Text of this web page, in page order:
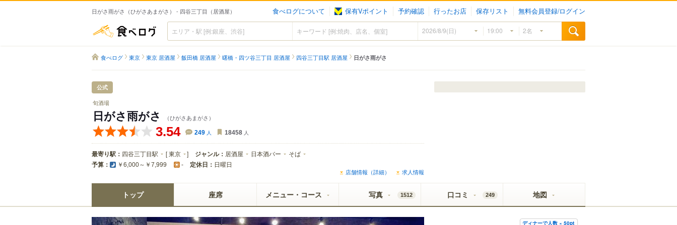
日がさ雨がさ（ひがさあまがさ） - 四谷三丁目（居酒屋） 食べログについて 保有Vポイント 予約確認 行ったお店 保存リスト 無料会員登録/ログイン
食べログ
食べログ 東京 東京 居酒屋 飯田橋 居酒屋 曙橋・四ツ谷三丁目 居酒屋 四谷三丁目駅 居酒屋 日がさ雨がさ
公式
旬酒場
日がさ雨がさ （ひがさあまがさ）
3.54 249 人 18458 人
最寄り駅： 四谷三丁目駅 [東京 ] ジャンル： 居酒屋 日本酒バー そば
予算： ￥6,000～￥7,999 - 定休日： 日曜日
店舗情報（詳細） 求人情報
トップ 座席 メニュー・コース 写真 1512 口コミ 249 地図
ディナーで人数 × 50pt